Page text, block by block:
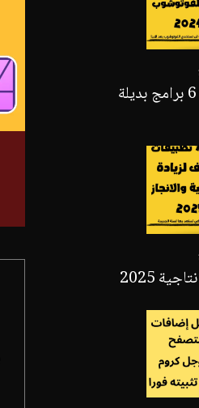
افضل برامج تعديل الصور: 6 برامج بديلة